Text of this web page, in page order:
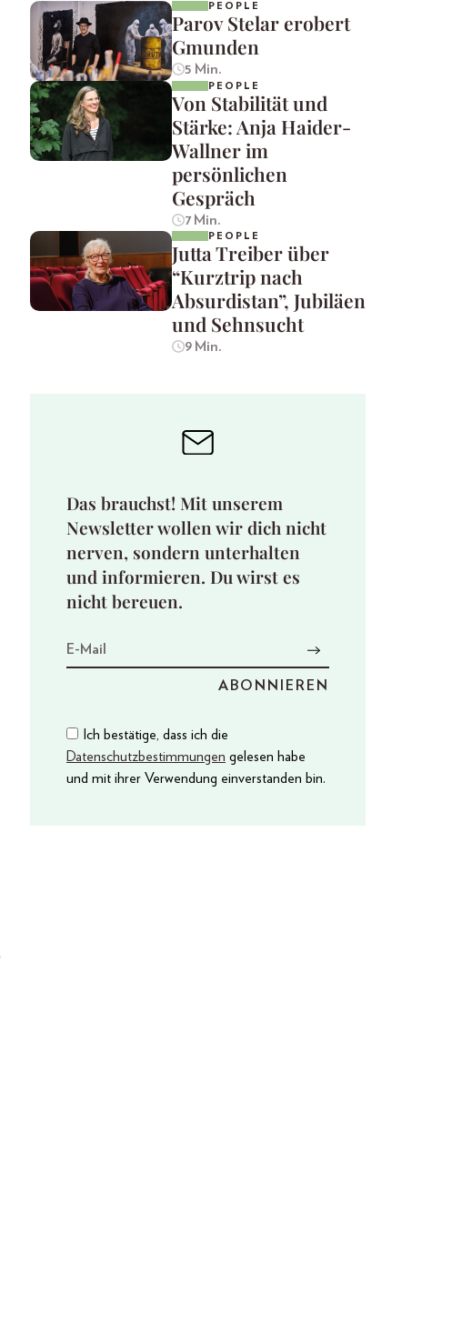
PEOPLE
Parov Stelar erobert
Gmunden
5 Min.
PEOPLE
Von Stabilität und
Stärke: Anja Haider-
Wallner im
persönlichen
Gespräch
7 Min.
PEOPLE
Jutta Treiber über
“Kurztrip nach
Absurdistan”, Jubiläen
und Sehnsucht
9 Min.
Das brauchst! Mit unserem
Newsletter wollen wir dich nicht
nerven, sondern unterhalten
und informieren. Du wirst es
nicht bereuen.
Ich bestätige, dass ich die
Datenschutzbestimmungen gelesen habe
und mit ihrer Verwendung einverstanden bin.